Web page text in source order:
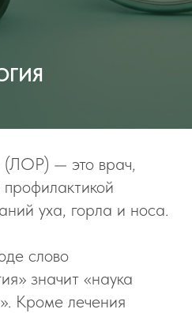
(ЛОР) — это врач,
уха, горла и носа.
слово
значит «наука
Кроме лечения